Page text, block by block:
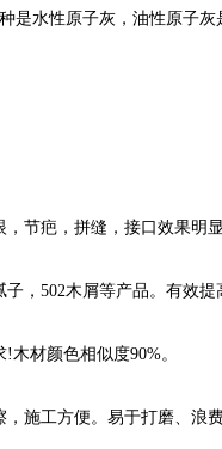
是水性原子灰，油性原子
节疤，拼缝，接口效果明
，502木屑等产品。有效提
材颜色相似度90%。
施工方便。易于打磨、浪